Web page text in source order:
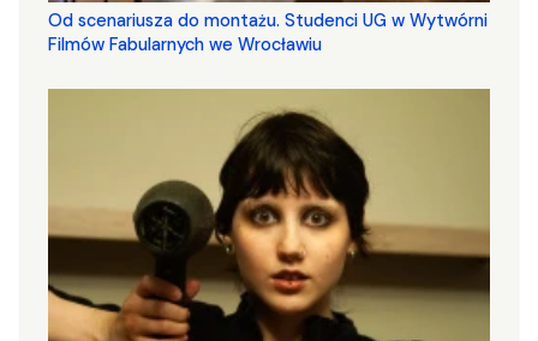
Od scenariusza do montażu. Studenci UG w Wytwórni
Filmów Fabularnych we Wrocławiu